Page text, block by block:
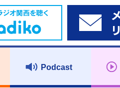
Podcast